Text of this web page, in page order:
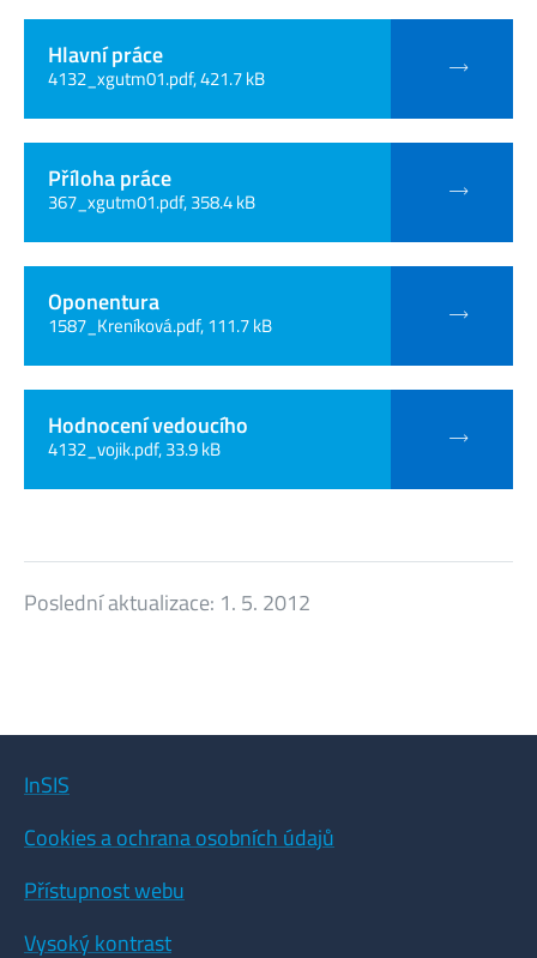
Hlavní práce
4132_xgutm01.pdf, 421.7 kB
Příloha práce
367_xgutm01.pdf, 358.4 kB
Oponentura
1587_Kreníková.pdf, 111.7 kB
Hodnocení vedoucího
4132_vojik.pdf, 33.9 kB
Poslední aktualizace: 1. 5. 2012
InSIS
Cookies a ochrana osobních údajů
Přístupnost webu
Vysoký kontrast